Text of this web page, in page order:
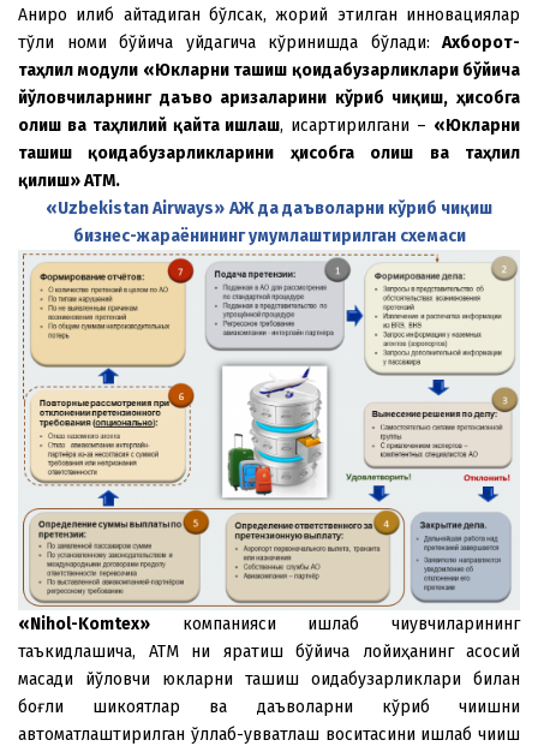
Аниқроқ қилиб айтадиган бўлсак, жорий этилган инновациялар
тўлиқ номи бўйича қуйдагича кўринишда бўлади: Аxборот-
таҳлил модули «Юкларни ташиш қоидабузарликлари бўйича
йўловчиларнинг даъво аризаларини кўриб чиқиш,ҳисобга
олиш ва таҳлилий қайта ишлаш, қисқартирилгани – «Юкларни
ташиш қоидабузарликларини ҳисобга олиш ва таҳлил
қилиш» АТМ.
«Uzbekistan Airways» АЖдадаъволарни кўриб чиқиш
бизнес-жараёнининг умумлаштирилган сxемаси
«Nihol-Komtex» компанияси ишлаб чиқувчиларининг
таъкидлашича, АТМ ни яратиш бўйича лойиҳанинг асосий
мақсади йўловчи юкларни ташиш қоидабузарликлари билан
боғлиқ шикоятлар ва даъволарни кўриб чиқишни
автоматлаштирилган қўллаб-қувватлаш воситасини ишлаб чиқиш